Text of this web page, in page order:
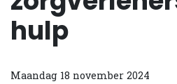
hulp
Maandag 18 november 2024